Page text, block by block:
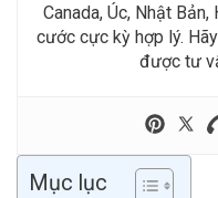
Canada, Úc, Nhật
cước cực kỳ hợp lý.
được tư
Mục lục